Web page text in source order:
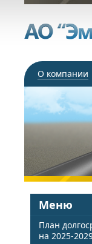
О компании
Меню
План
на 2025-